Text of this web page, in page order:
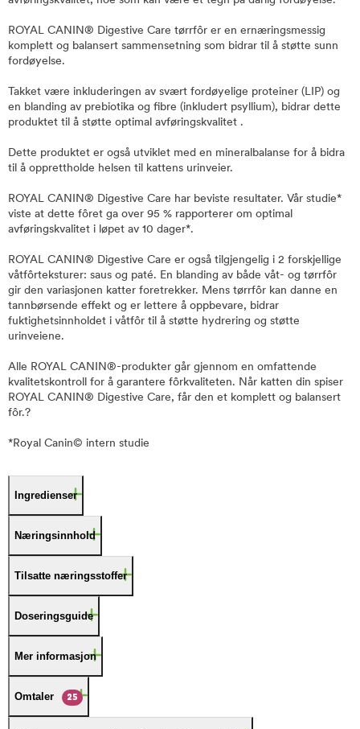
ROYAL CANIN® Digestive Care tørrfôr er en ernæringsmessig
komplett og balansert sammensetning som bidrar til å støtte sunn
fordøyelse.
Takket være inkluderingen av svært fordøyelige proteiner (LIP) og
en blanding av prebiotika og fibre (inkludert psyllium), bidrar dette
produktet til å støtte optimal avføringskvalitet .
Dette produktet er også utviklet med en mineralbalanse for å bidra
til å opprettholde helsen til kattens urinveier.
ROYAL CANIN® Digestive Care har beviste resultater. Vår studie*
viste at dette fôret ga over 95 % rapporterer om optimal
avføringskvalitet i løpet av 10 dager*.
ROYAL CANIN® Digestive Care er også tilgjengelig i 2 forskjellige
våtfôrteksturer: saus og paté. En blanding av både våt- og tørrfôr
gir den variasjonen katter foretrekker. Mens tørrfôr kan danne en
tannbørsende effekt og er lettere å oppbevare, bidrar
fuktighetsinnholdet i våtfôr til å støtte hydrering og støtte
urinveiene.
Alle ROYAL CANIN®-produkter går gjennom en omfattende
kvalitetskontroll for å garantere fôrkvaliteten. Når katten din spiser
ROYAL CANIN® Digestive Care, får den et komplett og balansert
fôr.?
*Royal Canin© intern studie
Ingredienser
Næringsinnhold
Tilsatte næringsstoffer
Doseringsguide
Mer informasjon
Omtaler 25